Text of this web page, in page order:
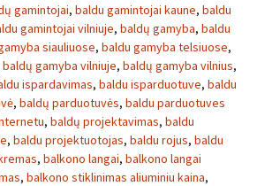
gamintojai, baldu gamintojai kaune, baldu
gamintojai vilniuje, baldų gamyba, baldu
siauliuose, baldu gamyba telsiuose,
baldų gamyba vilniuje, baldų gamyba vilnius,
ispardavimas, baldu isparduotuve, baldu
, baldų parduotuvės, baldu parduotuves
, baldų projektavimas, baldu
, baldu projektuotojas, baldu rojus, baldu
, balkono langai, balkono langai
, balkono stiklinimas aliuminiu kaina,